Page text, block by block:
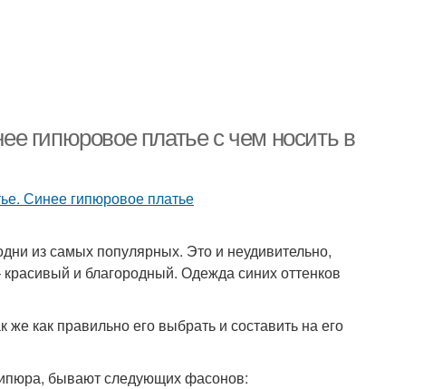
гипюровое платье с чем носить в
из самых популярных. Это и неудивительно,
и благородный. Одежда синих оттенков
как правильно его выбрать и составить на его
бывают следующих фасонов: